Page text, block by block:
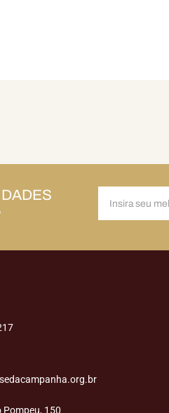
Pompeu, 150